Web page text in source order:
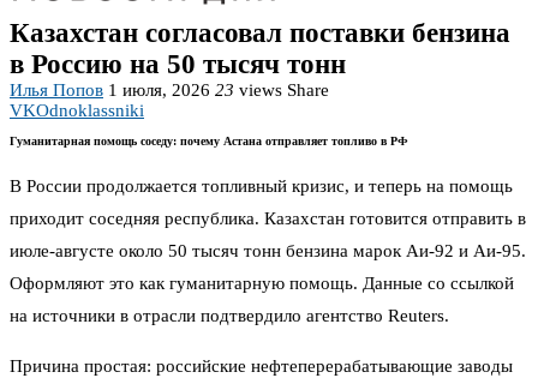
Казахстан согласовал поставки бензина
в Россию на 50 тысяч тонн
Илья Попов 1 июля, 2026 23 views Share
VKOdnoklassniki
Гуманитарная помощь соседу: почему Астана отправляет топливо в РФ
В России продолжается топливный кризис, и теперь на помощь
приходит соседняя республика. Казахстан готовится отправить в
июле-августе около 50 тысяч тонн бензина марок Аи-92 и Аи-95.
Оформляют это как гуманитарную помощь. Данные со ссылкой
на источники в отрасли подтвердило агентство Reuters.
Причина простая: российские нефтеперерабатывающие заводы